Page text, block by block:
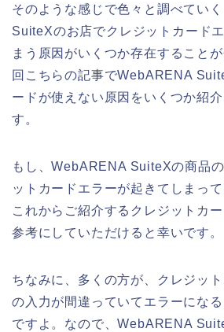
そのような感じで色々と調べてい
SuiteXのお店でクレジットカード
まう原因がいくつか存在すること
回こちらの記事でWebARENA
ードが使えない原因をいくつか紹
す。
もし、WebARENA SuiteXの商品
ットカードエラーが起きてしまって
これからご紹介するクレジットカ
参考にしていただけると幸いです。
ちなみに、多くの方が、クレジッ
の入力が間違っていてエラーにな
ですよ。なので、WebARENA